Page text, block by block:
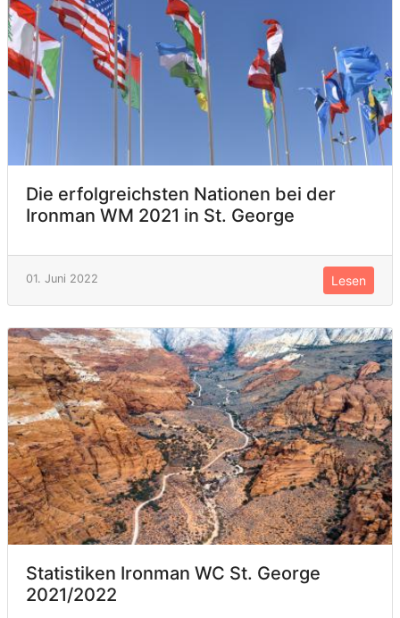
Die erfolgreichsten Nationen bei der
Ironman WM 2021 in St. George
01. Juni 2022 Lesen
Statistiken Ironman WC St. George
2021/2022